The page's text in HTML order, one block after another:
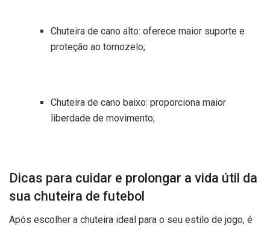
Chuteira de cano alto: oferece maior suporte e
proteção ao tornozelo;
Chuteira de cano baixo: proporciona maior
liberdade de movimento;
Dicas para cuidar e prolongar a vida útil da
sua chuteira de futebol
Após escolher a chuteira ideal para o seu estilo de jogo, é